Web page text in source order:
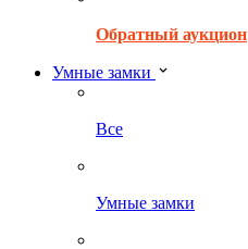
Обратный аукцион
Умные замки
Все
Умные замки